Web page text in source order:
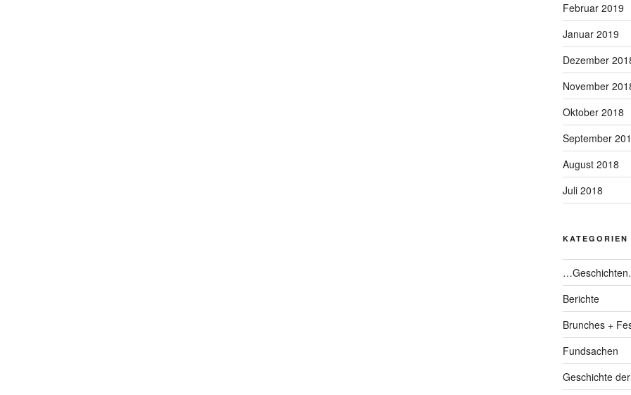
Februar 2019
Januar 2019
Dezember
November
Oktober 2018
September
August 2018
Juli 2018
KATEGORIEN
Berichte
Brunches +
Fundsachen
Geschichte